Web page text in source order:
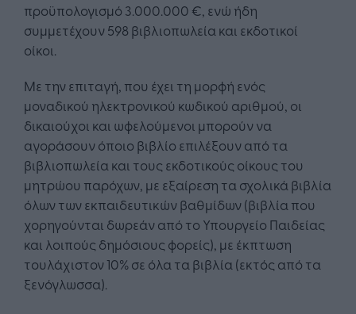
προϋπολογισμό 3.000.000 €, ενώ ήδη
συμμετέχουν 598 βιβλιοπωλεία και εκδοτικοί
οίκοι.
Με την επιταγή, που έχει τη μορφή ενός
μοναδικού ηλεκτρονικού κωδικού αριθμού, οι
δικαιούχοι και ωφελούμενοι μπορούν να
αγοράσουν όποιο βιβλίο επιλέξουν από τα
βιβλιοπωλεία και τους εκδοτικούς οίκους του
μητρώου παρόχων, με εξαίρεση τα σχολικά βιβλία
όλων των εκπαιδευτικών βαθμίδων (βιβλία που
χορηγούνται δωρεάν από το Υπουργείο Παιδείας
και λοιπούς δημόσιους φορείς), με έκπτωση
τουλάχιστον 10% σε όλα τα βιβλία (εκτός από τα
ξενόγλωσσα).